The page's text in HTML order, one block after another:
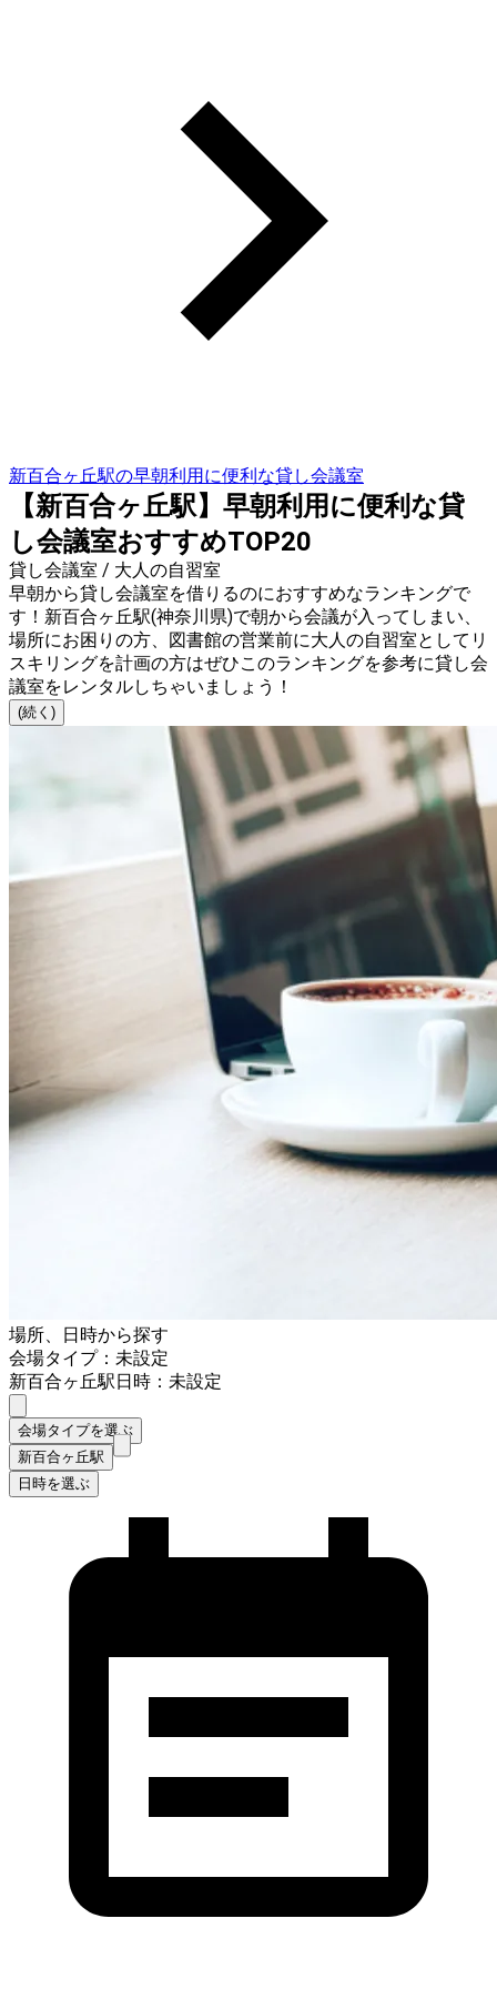
新百合ヶ丘駅の早朝利用に便利な貸し会議室
【新百合ヶ丘駅】早朝利用に便利な貸
し会議室おすすめTOP20
貸し会議室 / 大人の自習室
早朝から貸し会議室を借りるのにおすすめなランキングで
す！新百合ヶ丘駅(神奈川県)で朝から会議が入ってしまい、
場所にお困りの方、図書館の営業前に大人の自習室としてリ
スキリングを計画の方はぜひこのランキングを参考に貸し会
議室をレンタルしちゃいましょう！
(続く)
場所、日時から探す
会場タイプ：未設定
新百合ヶ丘駅日時：未設定
会場タイプを選ぶ
新百合ヶ丘駅
日時を選ぶ